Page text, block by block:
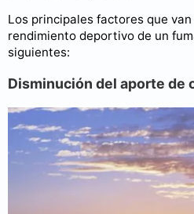
Los principales factores que
rendimiento deportivo de un
siguientes:
Disminución del aporte de